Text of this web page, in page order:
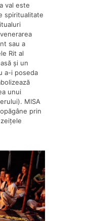
val este
spiritualitate
sau a
Rit al
și un
a-i poseda
unui
MISA
prin